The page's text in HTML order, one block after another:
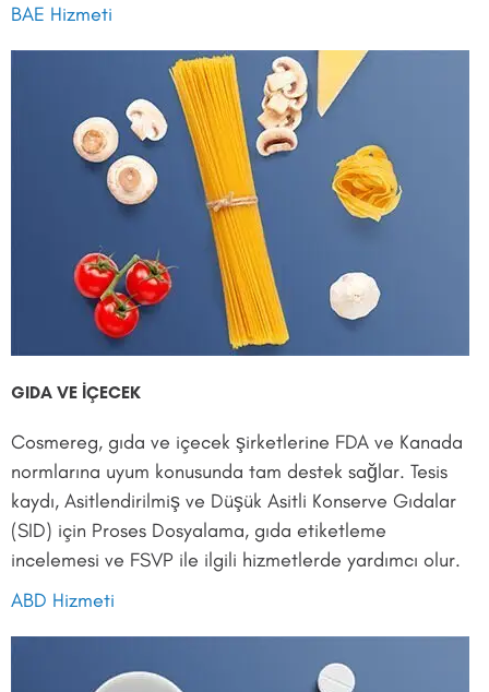
BAE Hizmeti
GIDA VE İÇECEK
Cosmereg, gıda ve içecek şirketlerine FDA ve Kanada
normlarına uyum konusunda tam destek sağlar. Tesis
kaydı, Asitlendirilmiş ve Düşük Asitli Konserve Gıdalar
(SID) için Proses Dosyalama, gıda etiketleme
incelemesi ve FSVP ile ilgili hizmetlerde yardımcı olur.
ABD Hizmeti